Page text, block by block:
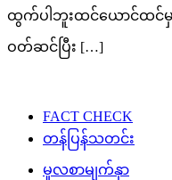
ထွက်ပါဘူးထင်ယောင်ထင်မှ
ဝတ်ဆင်ပြီး […]
FACT CHECK
တန်ပြန်သတင်း
မူလစာမျက်နှာ